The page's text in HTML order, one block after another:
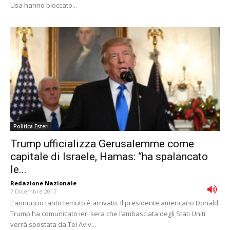
Usa hanno bloccato...
Politica Esteri
Trump ufficializza Gerusalemme come
capitale di Israele, Hamas: “ha spalancato
le...
Redazione Nazionale -
7 Dicembre 2017
L’annuncio tanto temuto è arrivato. Il presidente americano Donald
Trump ha comunicato ieri sera che l’ambasciata degli Stati Uniti
verrà spostata da Tel Aviv...